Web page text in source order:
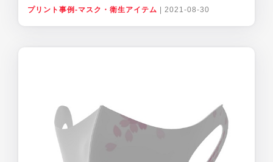
プリント事例-マスク・衛生アイテム 2021-08-30